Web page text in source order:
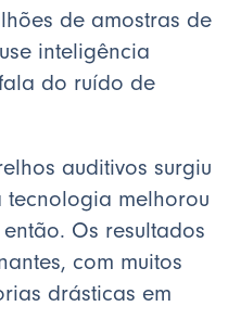
de amostras de
inteligência
do ruído de
auditivos surgiu
tecnologia melhorou
Os resultados
com muitos
drásticas em